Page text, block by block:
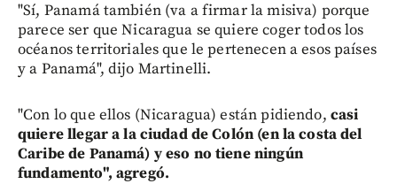
"Sí, Panamá también (va a firmar la misiva) porque
parece ser que Nicaragua se quiere coger todos los
océanos territoriales que le pertenecen a esos países
y a Panamá", dijo Martinelli.
"Con lo que ellos (Nicaragua) están pidiendo, casi
quiere llegar a la ciudad de Colón (en la costa del
Caribe de Panamá) y eso no tiene ningún
fundamento", agregó.